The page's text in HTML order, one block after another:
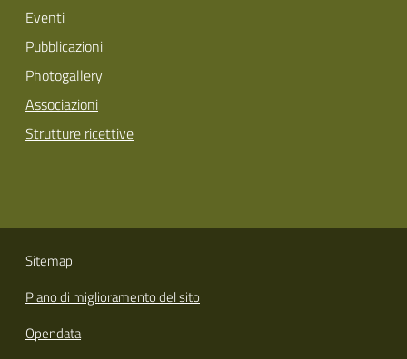
Eventi
Pubblicazioni
Photogallery
Associazioni
Strutture ricettive
Sitemap
Piano di miglioramento del sito
Opendata